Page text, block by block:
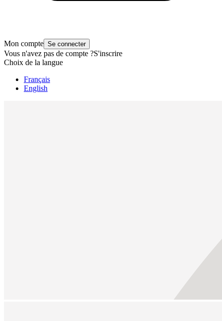
Mon compte Se connecter
Vous n'avez pas de compte ?S'inscrire
Choix de la langue
Français
English